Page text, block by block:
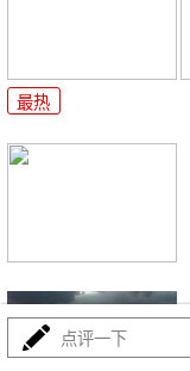
最热
点评一下